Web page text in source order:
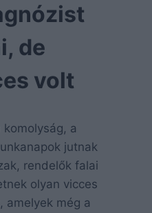
de
volt
a
jutnak
rendelők falai
olyan vicces
amelyek még a